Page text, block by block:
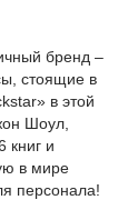
бренд –
стоящие в
в этой
Шоул,
книг и
в мире
персонала!